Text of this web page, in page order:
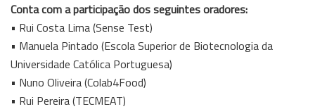
Conta com a participação dos seguintes oradores:
• Rui Costa Lima (Sense Test)
• Manuela Pintado (Escola Superior de Biotecnologia da
Universidade Católica Portuguesa)
• Nuno Oliveira (Colab4Food)
• Rui Pereira (TECMEAT)